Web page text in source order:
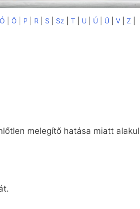
Ó Ö P R S Sz T| U| Ú| Ü| V| Z
melegítő hatása miatt